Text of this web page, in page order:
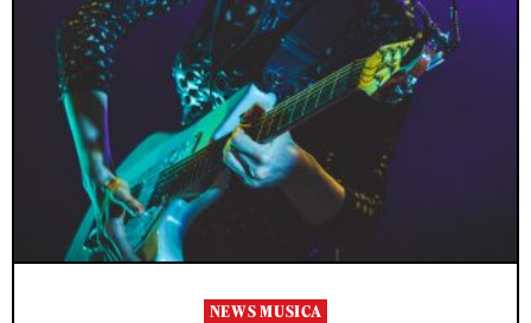
NEWS MUSICA